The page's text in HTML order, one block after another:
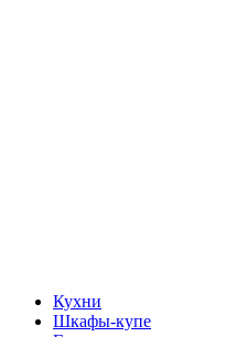
Кухни
Шкафы-купе